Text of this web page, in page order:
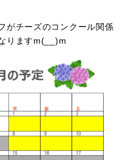
がチーズのコンクール関係
りますm(__)m